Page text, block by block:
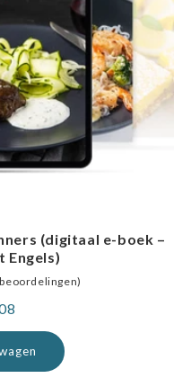
(digitaal e-boek –
Engels)